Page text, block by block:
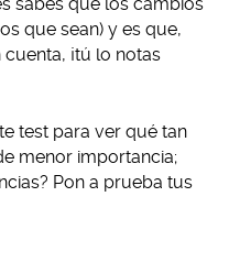
que sean) y es que,
¡tú lo notas
test para ver qué tan
menor importancia;
Pon a prueba tus